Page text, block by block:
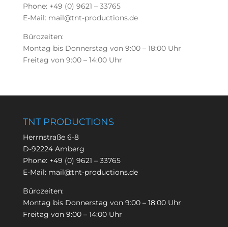
Phone: +49 (0) 9621 – 33765
E-Mail: mail@tnt-productions.de
Bürozeiten:
Montag bis Donnerstag von 9:00 – 18:00 Uhr
Freitag von 9:00 – 14:00 Uhr
TNT PRODUCTIONS
Herrnstraße 6-8
D-92224 Amberg
Phone: +49 (0) 9621 – 33765
E-Mail: mail@tnt-productions.de
Bürozeiten:
Montag bis Donnerstag von 9:00 – 18:00 Uhr
Freitag von 9:00 – 14:00 Uhr